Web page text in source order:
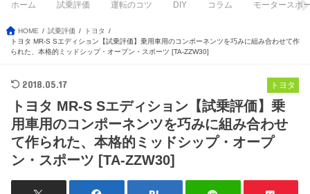
ホーム 試乗評価 運転のコツ DIY コラム モータースポ
HOME 試乗評価
トヨタ
トヨタ MR-S Sエディション【試乗評価】乗用車用のコンポーネンツを巧みに組み合わせて作
られた、本格的ミッドシップ・オープン・スポーツ [TA-ZZW30]
トヨタ
2018.05.17
トヨタ MR-S Sエディション【試乗評価】乗
用車用のコンポーネンツを巧みに組み合わせ
て作られた、本格的ミッドシップ・オープ
ン・スポーツ [TA-ZZW30]